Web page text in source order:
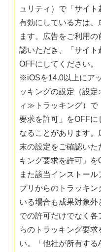
ュリティ）で「サイ
有効にしている方は、
ます。広告をご利用
認いただき、「サイ
OFFにしてください。
※iOSを14.0以上にア
ッキングの設定（設
ィ≫トラッキング）で
要求を許可」をOFFに
なることがあります
末の設定をご確認い
キング要求を許可」を
また該当インストー
プリからのトラッキ
いる場合も成果対象
での許可だけでなく
らのトラッキング要
い。「他社が所有す